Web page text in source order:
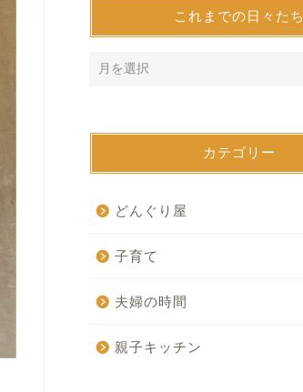
これまでの日々たち
カテゴリー
どんぐり屋
子育て
夫婦の時間
親子キッチン